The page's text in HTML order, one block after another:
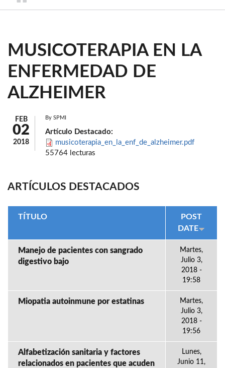
MUSICOTERAPIA EN LA
ENFERMEDAD DE
ALZHEIMER
FEB
02
2018
By SPMI
Artículo Destacado:
musicoterapia_en_la_enf_de_alzheimer.pdf
55764 lecturas
ARTÍCULOS DESTACADOS
TÍTULO
POST
DATE
Manejo de pacientes con sangrado
digestivo bajo
Martes,
Julio 3,
2018 -
19:58
Miopatia autoinmune por estatinas
Martes,
Julio 3,
2018 -
19:56
Alfabetización sanitaria y factores
relacionados en pacientes que acuden
Lunes,
Junio 11,